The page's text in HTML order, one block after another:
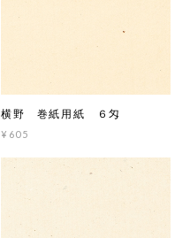
横野 巻紙用紙 ６匁
¥605